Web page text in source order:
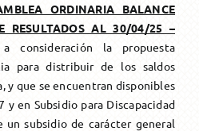
ORDINARIA BALANCE
RESULTADOS AL 30/04/25 –
a consideración la propuesta
para distribuir de los saldos
y que se encuentran disponibles
y en Subsidio para Discapacidad
un subsidio de carácter general